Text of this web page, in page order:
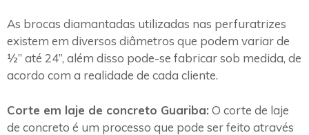
As brocas diamantadas utilizadas nas perfuratrizes
existem em diversos diâmetros que podem variar de
½” até 24”, além disso pode-se fabricar sob medida, de
acordo com a realidade de cada cliente.
Corte em laje de concreto Guariba: O corte de laje
de concreto é um processo que pode ser feito através